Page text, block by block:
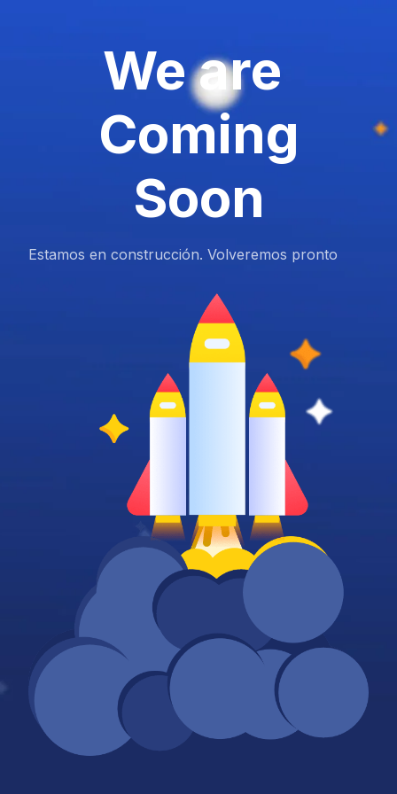
We are
Coming
Soon
Estamos en construcción. Volveremos pronto